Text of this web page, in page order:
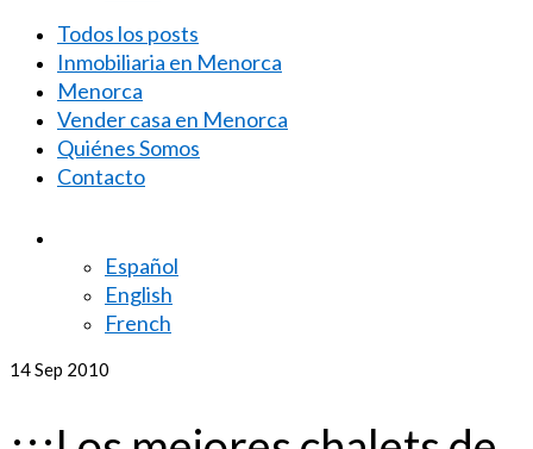
Todos los posts
Inmobiliaria en Menorca
Menorca
Vender casa en Menorca
Quiénes Somos
Contacto
Español
English
French
14Sep 2010